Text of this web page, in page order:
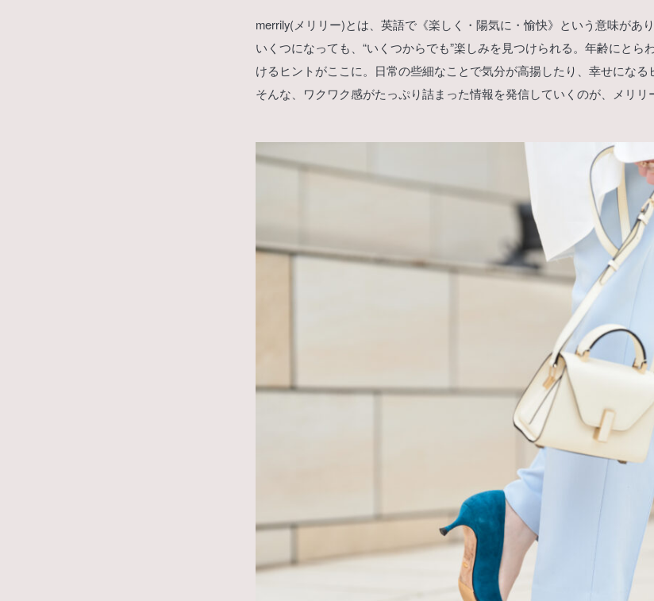
merrily(メリリー)とは、英語で《楽しく・陽気に・愉快》という意味があり
いくつになっても、“いくつからでも”楽しみを見つけられる。年齢にとら
けるヒントがここに。日常の些細なことで気分が高揚したり、幸せになる
そんな、ワクワク感がたっぷり詰まった情報を発信していくのが、メリリ